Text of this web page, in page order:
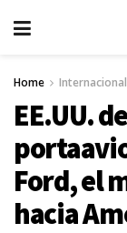
Home Internacional
EE.UU.
Ford, el
hacia